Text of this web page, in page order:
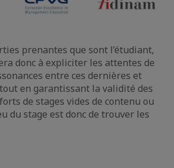
prenantes que sont l’étudiant,
donc à expliciter les attentes de
entre ces dernières et
en garantissant la validité des
de stages vides de contenu ou
du stage est donc de trouver les